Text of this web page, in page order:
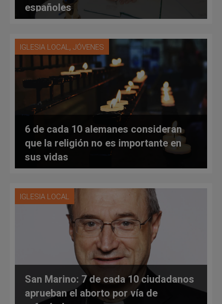
españoles
IGLESIA LOCAL, JÓVENES
6 de cada 10 alemanes consideran
que la religión no es importante en
sus vidas
IGLESIA LOCAL
San Marino: 7 de cada 10 ciudadanos
aprueban el aborto por vía de